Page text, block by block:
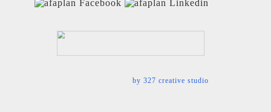
by 327 creative studio